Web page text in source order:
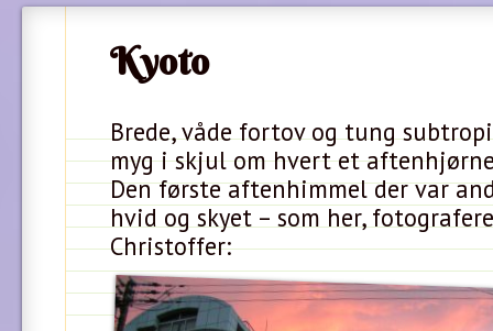
Kyoto
Brede, våde fortov og tung
myg i skjul om hvert et
Den første aftenhimmel der var
hvid og skyet – som her,
Christoffer: